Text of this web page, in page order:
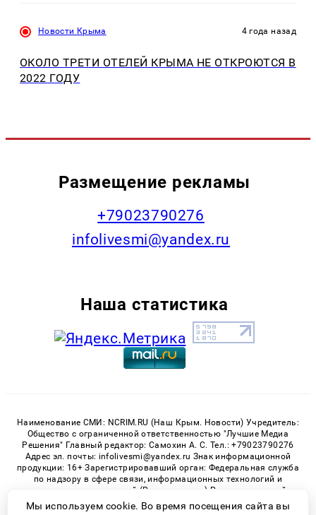
Новости Крыма 4 года назад
ОКОЛО ТРЕТИ ОТЕЛЕЙ КРЫМА НЕ ОТКРОЮТСЯ В
2022 ГОДУ
Размещение рекламы
+79023790276
infolivesmi@yandex.ru
Наша статистика
Наименование СМИ: NCRIM.RU (Наш Крым. Новости) Учредитель:
Общество с ограниченной ответственностью "Лучшие Медиа
Решения" Главный редактор: Самохин А. С. Тел.: +79023790276
Адрес эл. почты: infolivesmi@yandex.ru Знак информационной
продукции: 16+ Зарегистрировавший орган: Федеральная служба
по надзору в сфере связи, информационных технологий и
массовых коммуникаций (Роскомнадзор) Регистрационный
номер СМИ ЭЛ № ФС 77 - 81150 от 02.06.2021
Мы используем cookie. Во время посещения сайта вы